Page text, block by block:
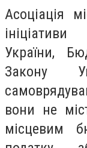
Асоціація
України,
Закону
вони не
місцевим